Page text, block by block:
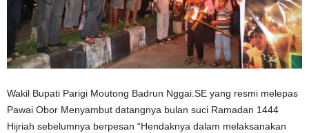
Wakil Bupati Parigi Moutong Badrun Nggai.SE yang resmi melepas
Pawai Obor Menyambut datangnya bulan suci Ramadan 1444
Hijriah sebelumnya berpesan “Hendaknya dalam melaksanakan